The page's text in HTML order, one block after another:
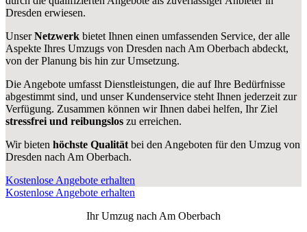
Dresden erwiesen.
UnserNetzwerk bietet Ihnen einen umfassenden Service, der alle
Aspekte Ihres Umzugs von Dresden nach Am Oberbach abdeckt,
von der Planung bis hin zur Umsetzung.
Die Angebote umfasst Dienstleistungen, die auf Ihre Bedürfnisse
abgestimmt sind, und unser Kundenservice steht Ihnen jederzeit zur
Verfügung. Zusammen können wir Ihnen dabei helfen, Ihr Ziel
stressfrei und reibungslos zu erreichen.
Wir bieten höchste Qualität bei den Angeboten für den Umzug von
Dresden nach Am Oberbach.
Kostenlose Angebote erhalten
Kostenlose Angebote erhalten
Ihr Umzug nach Am Oberbach